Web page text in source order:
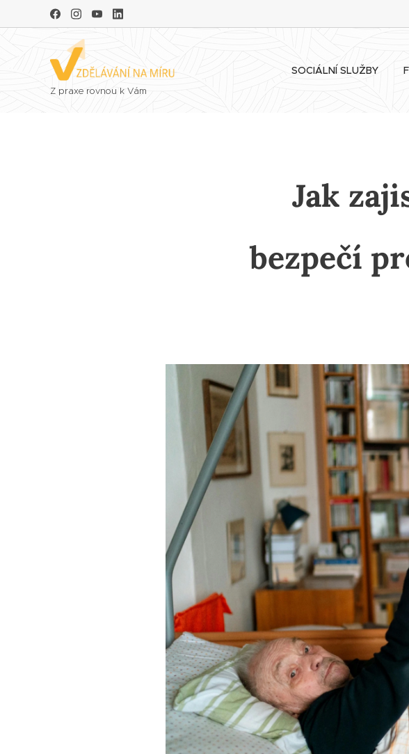
Z praxe rovnou k Vám
SOCIÁLNÍ SLUŽBY
Jak
bezpečí